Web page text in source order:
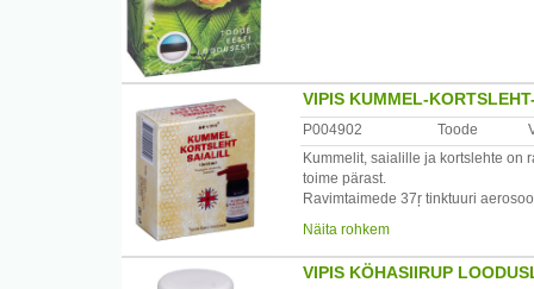
VIPIS KUMMEL-
P004902 Toode
Kummelit, saialille ja kortslehte on
toime pärast.
Ravimtaimede 37ŗ tinktuuri
Kasutamine: enne tarvitamist
limaskestale.
Kasuta kuni 5 korda päevas.
Näita rohkem
VIPIS KÖHASIIRUP